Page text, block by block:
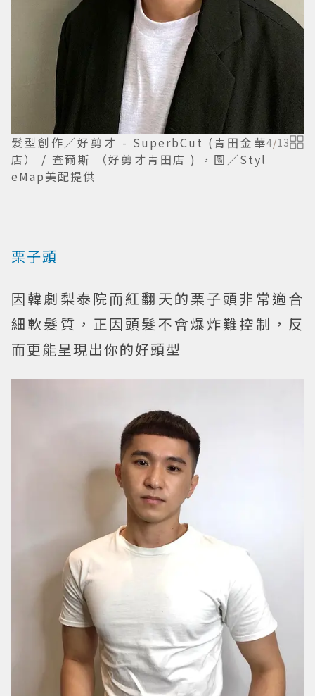
髮型創作／好剪才 - SuperbCut (青田金華
店） / 查爾斯 （好剪才青田店 ) ，圖／Styl
eMap美配提供
4/13
栗子頭
因韓劇梨泰院而紅翻天的栗子頭非常適合
細軟髮質，正因頭髮不會爆炸難控制，反
而更能呈現出你的好頭型